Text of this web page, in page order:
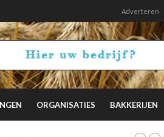
Adverteren
ORGANISATIES BAKKERIJEN